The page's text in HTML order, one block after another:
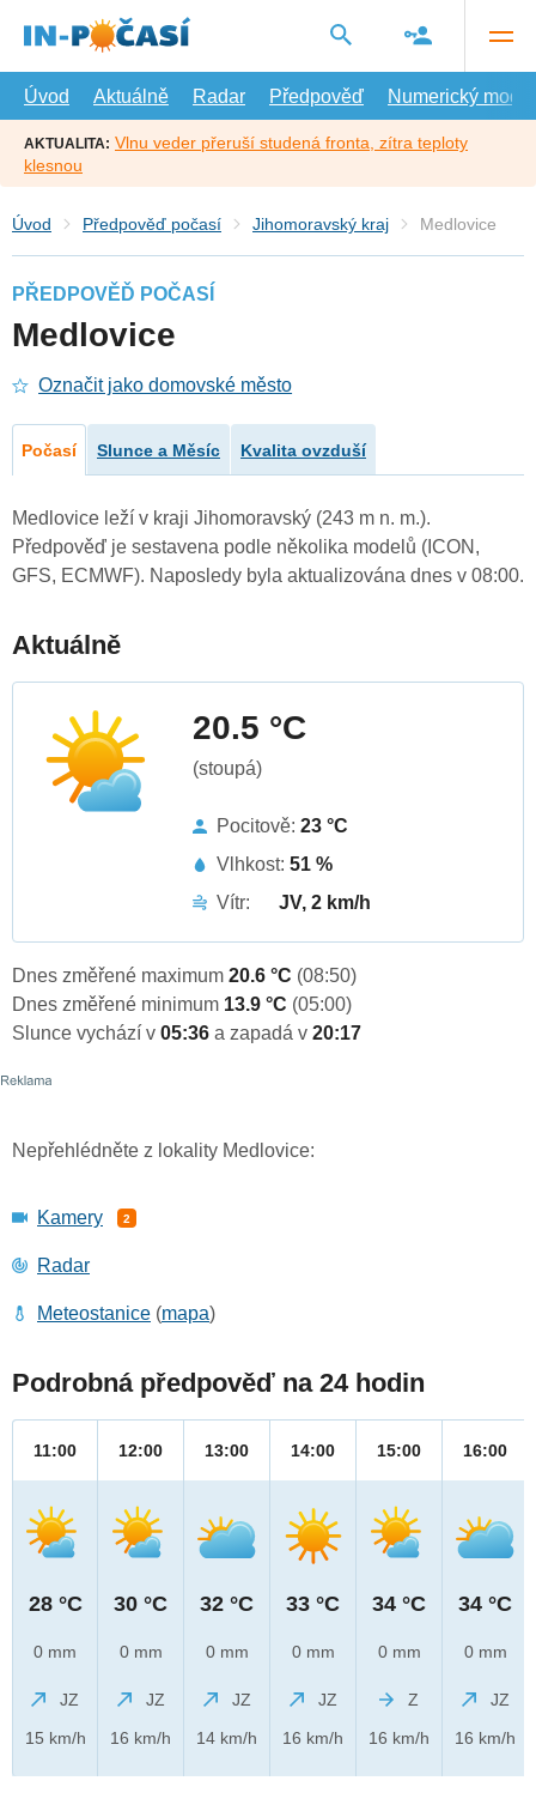
hlavní
Úvod
Aktuálně Radar Předpověď Numerický model
AKTUALITA: Vlnu veder přeruší studená fronta, zítra teploty
klesnou
Úvod Předpověď počasí Jihomoravský kraj Medlovice
PŘEDPOVĚĎ POČASÍ
Medlovice
Označit jako domovské město
Počasí Slunce a Měsíc Kvalita ovzduší
Medlovice leží v kraji Jihomoravský (243 m n. m.).
Předpověď je sestavena podle několika modelů (ICON,
GFS, ECMWF). Naposledy byla aktualizována dnes v 08:00.
Aktuálně
20.5 °C
(stoupá)
Pocitově: 23 °C
Vlhkost: 51 %
Vítr:
JV, 2 km/h
Dnes změřené maximum 20.6 °C (08:50)
Dnes změřené minimum 13.9 °C (05:00)
Slunce vychází v 05:36 a zapadá v 20:17
Nepřehlédněte z lokality Medlovice:
Kamery 2
Radar
Meteostanice (mapa)
Podrobná předpověď na 24 hodin
11:00
28 °C
0 mm
JZ
15 km/h
12:00
30 °C
0 mm
JZ
16 km/h
13:00
32 °C
0 mm
JZ
14 km/h
14:00
33 °C
0 mm
JZ
16 km/h
15:00
34 °C
0 mm
Z
16 km/h
16:00
34 °C
0 mm
JZ
16 km/h